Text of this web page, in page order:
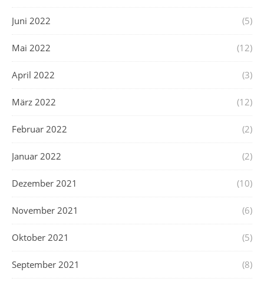
Juni 2022 (5)
Mai 2022 (12)
April 2022 (3)
März 2022 (12)
Februar 2022 (2)
Januar 2022 (2)
Dezember 2021 (10)
November 2021 (6)
Oktober 2021 (5)
September 2021 (8)